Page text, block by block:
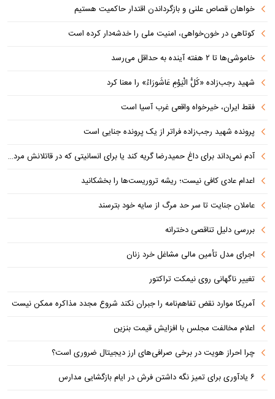
خواهان قصاص علنی و بازگرداندن اقتدار حاکمیت هستیم
کوتاهی در خون‌خواهی، امنیت ملی را خدشه‌دار کرده است
خاموشی‌ها تا ۲ هفته آینده به حداقل می‌رسد
شهید رجب‌زاده «کُلُّ الْیَوْمِ عَاشُورَاءُ» را معنا کرد
فقط ایران، خیرخواه واقعی غرب آسیا است
پرونده شهید رجب‌زاده فراتر از یک پرونده جنایی است
آدم نمی‌داند برای داغ حمیدرضا گریه کند یا برای انسانیتی که در قاتلانش مرده است
اعدام عادی کافی نیست؛ ریشه تروریست‌ها را بخشکانید
عاملان جنایت تا سر حد مرگ از سایه خود بترسند
بررسی دلیل تناقصی دخترانه
اجرای مدل تأمین مالی مشاغل خرد زنان
تغییر ناگهانی روی نیمکت تراکتور
آمریکا موارد نقض تفاهم‌نامه را جبران نکند شروع مجدد مذاکره ممکن نیست
اعلام مخالفت مجلس با افزایش قیمت بنزین
چرا احراز هویت در برخی صرافی‌های ارز دیجیتال ضروری است؟
۶ یادآوری برای تمیز نگه داشتن فرش در ایام بازگشایی مدارس